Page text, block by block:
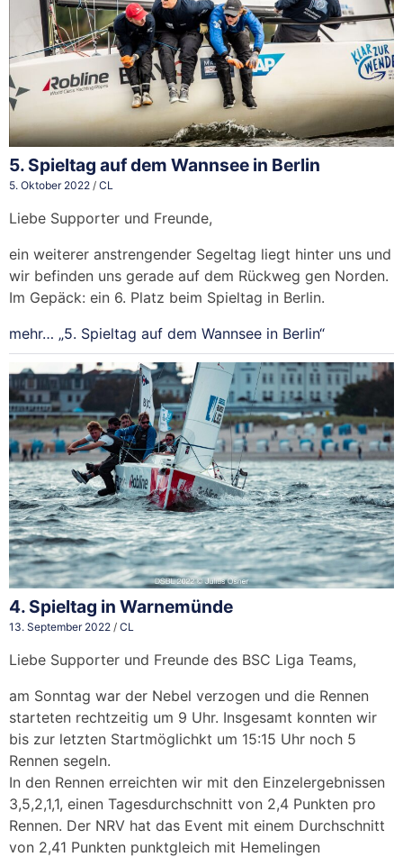
5. Spieltag auf dem Wannsee in Berlin
5. Oktober 2022 / CL
Liebe Supporter und Freunde,
ein weiterer anstrengender Segeltag liegt hinter uns und
wir befinden uns gerade auf dem Rückweg gen Norden.
Im Gepäck: ein 6. Platz beim Spieltag in Berlin.
mehr… „5. Spieltag auf dem Wannsee in Berlin“
4. Spieltag in Warnemünde
13. September 2022 / CL
Liebe Supporter und Freunde des BSC Liga Teams,
am Sonntag war der Nebel verzogen und die Rennen
starteten rechtzeitig um 9 Uhr. Insgesamt konnten wir
bis zur letzten Startmöglichkt um 15:15 Uhr noch 5
Rennen segeln.
In den Rennen erreichten wir mit den Einzelergebnissen
3,5,2,1,1, einen Tagesdurchschnitt von 2,4 Punkten pro
Rennen. Der NRV hat das Event mit einem Durchschnitt
von 2,41 Punkten punktgleich mit Hemelingen